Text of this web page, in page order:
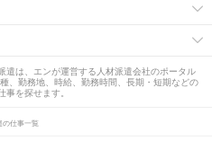
は、エンが運営する人材派遣会社のポータル
、勤務地、時給、勤務時間、長期・短期などの
を探せます。
の仕事一覧